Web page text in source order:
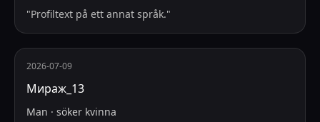
"Profiltext på ett annat språk."
2026-07-09
Мираж_13
Man · söker kvinna